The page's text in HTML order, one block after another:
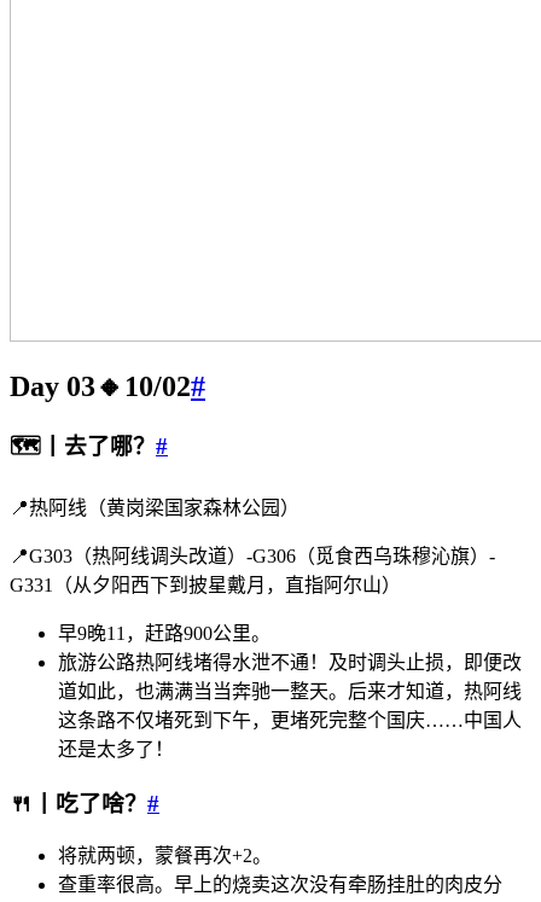
Day 03🔸10/02#
🗺️丨去了哪？ #
📍热阿线（黄岗梁国家森林公园）
📍G303（热阿线调头改道）-G306（觅食西乌珠穆沁旗）-
G331（从夕阳西下到披星戴月，直指阿尔山）
早9晚11，赶路900公里。
旅游公路热阿线堵得水泄不通！及时调头止损，即便改
道如此，也满满当当奔驰一整天。后来才知道，热阿线
这条路不仅堵死到下午，更堵死完整个国庆……中国人
还是太多了！
🍴丨吃了啥？ #
将就两顿，蒙餐再次+2。
查重率很高。早上的烧卖这次没有牵肠挂肚的肉皮分